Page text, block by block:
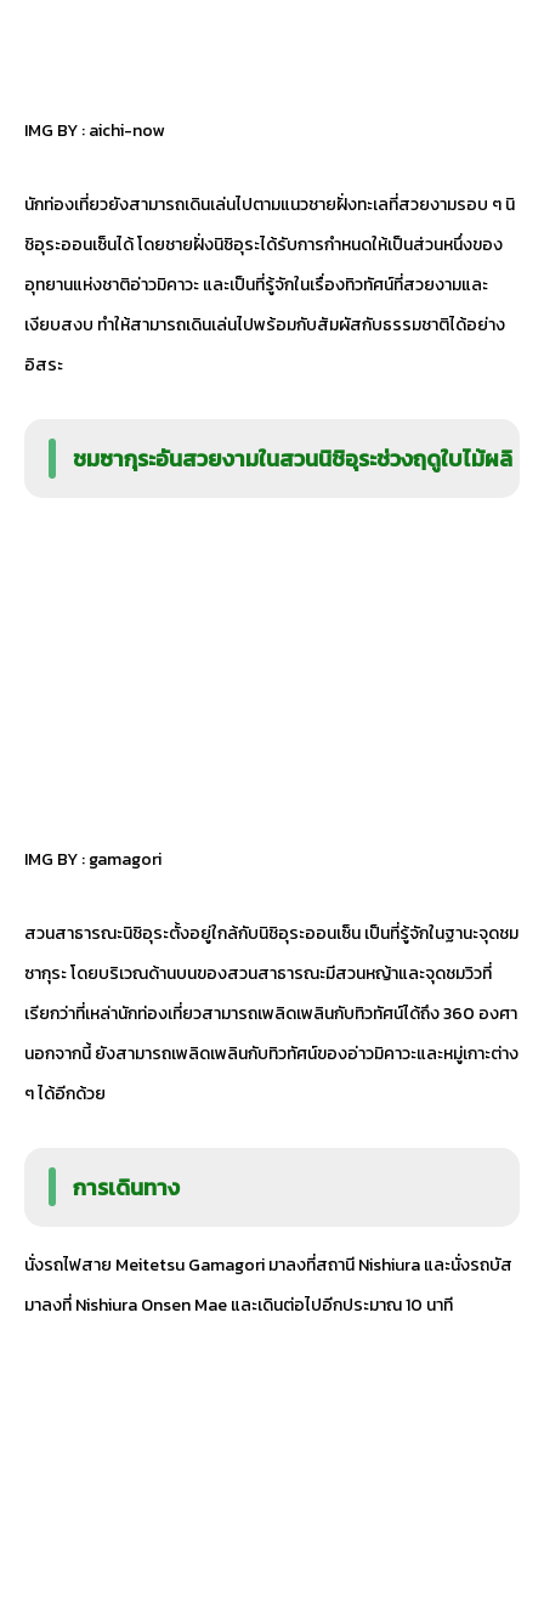
IMG BY :aichi-now
นักท่องเที่ยวยังสามารถเดินเล่นไปตามแนวชายฝั่งทะเลที่สวยงามรอบ ๆ นิ
ชิอุระออนเซ็นได้ โดยชายฝั่งนิชิอุระได้รับการกำหนดให้เป็นส่วนหนึ่งของ
อุทยานแห่งชาติอ่าวมิคาวะ และเป็นที่รู้จักในเรื่องทิวทัศน์ที่สวยงามและ
เงียบสงบ ทำให้สามารถเดินเล่นไปพร้อมกับสัมผัสกับธรรมชาติได้อย่าง
อิสระ
ชมซากุระอันสวยงามในสวนนิชิอุระช่วงฤดูใบไม้ผลิ
IMG BY :gamagori
สวนสาธารณะนิชิอุระตั้งอยู่ใกล้กับนิชิอุระออนเซ็น เป็นที่รู้จักในฐานะจุดชม
ซากุระ โดยบริเวณด้านบนของสวนสาธารณะมีสวนหญ้าและจุดชมวิวที่
เรียกว่าที่เหล่านักท่องเที่ยวสามารถเพลิดเพลินกับทิวทัศน์ได้ถึง 360 องศา
นอกจากนี้ ยังสามารถเพลิดเพลินกับทิวทัศน์ของอ่าวมิคาวะและหมู่เกาะต่าง
ๆ ได้อีกด้วย
การเดินทาง
นั่งรถไฟสาย Meitetsu Gamagori มาลงที่สถานี Nishiura และนั่งรถบัส
มาลงที่ Nishiura Onsen Mae และเดินต่อไปอีกประมาณ 10 นาที